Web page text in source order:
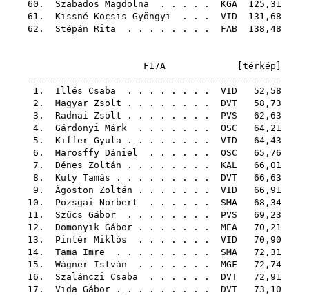
60. Szabados Magdolna . . . . . KGA 125,31
61. Kissné Kocsis Gyöngyi . . . VID 131,68
62. Stépán Rita . . . . . . . . FAB 138,48
F17A [ térkép
----------------------------------------------
1. Illés Csaba . . . . . . . . VID 52,58
2. Magyar Zsolt . . . . . . . . DVT 58,73
3. Radnai Zsolt . . . . . . . . PVS 62,63
4. Gárdonyi Márk . . . . . . . OSC 64,21
5. Kiffer Gyula . . . . . . . . VID 64,43
6. Marosffy Dániel . . . . . . OSC 65,76
7. Dénes Zoltán . . . . . . . . KAL 66,01
8. Kuty Tamás . . . . . . . . . DVT 66,63
9. Ágoston Zoltán . . . . . . . VID 66,91
10. Pozsgai Norbert . . . . . . SMA 68,34
11. Szűcs Gábor . . . . . . . . PVS 69,23
12. Domonyik Gábor . . . . . . . MEA 70,21
13. Pintér Miklós . . . . . . . VID 70,90
14. Tama Imre . . . . . . . . . SMA 72,31
15. Wágner István . . . . . . . MGF 72,74
16. Szalánczi Csaba . . . . . . DVT 72,91
17. Vida Gábor . . . . . . . . . DVT 73,10